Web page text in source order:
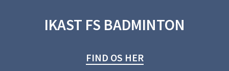
IKAST FS BADMINTON
FIND OS HER